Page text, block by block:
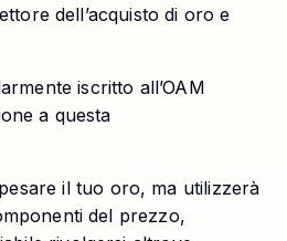
dell’acquisto di oro e
iscritto all’OAM
a questa
il tuo oro, ma utilizzerà
del prezzo,